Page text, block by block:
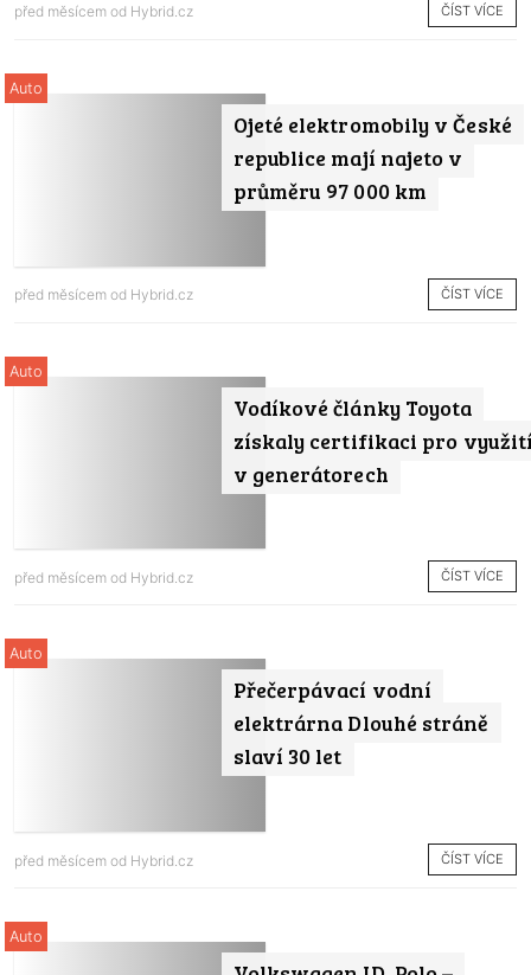
před měsícem od Hybrid.cz ČÍST VÍCE
Ojeté elektromobily v České
republice mají najeto v
průměru 97 000 km
Auto
před měsícem od Hybrid.cz ČÍST VÍCE
Vodíkové články Toyota
získaly certifikaci pro
v generátorech
Auto
před měsícem od Hybrid.cz ČÍST VÍCE
Přečerpávací vodní
elektrárna Dlouhé stráně
slaví 30 let
Auto
před měsícem od Hybrid.cz ČÍST VÍCE
Auto